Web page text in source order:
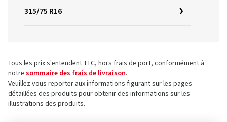
315/75 R16
Tous les prix s'entendent TTC, hors frais de port, conformément à
notre sommaire des frais de livraison.
Veuillez vous reporter aux informations figurant sur les pages
détaillées des produits pour obtenir des informations sur les
illustrations des produits.